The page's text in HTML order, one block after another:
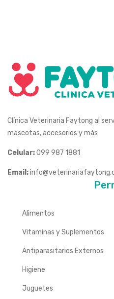
Snaks
Clínica Veterinaria Faytong al
mascotas, accesorios y más
Celular:099 987 1881
Email:
Alimentos
Vitaminas y Suplementos
Antiparasitarios Externos
Higiene
Juguetes